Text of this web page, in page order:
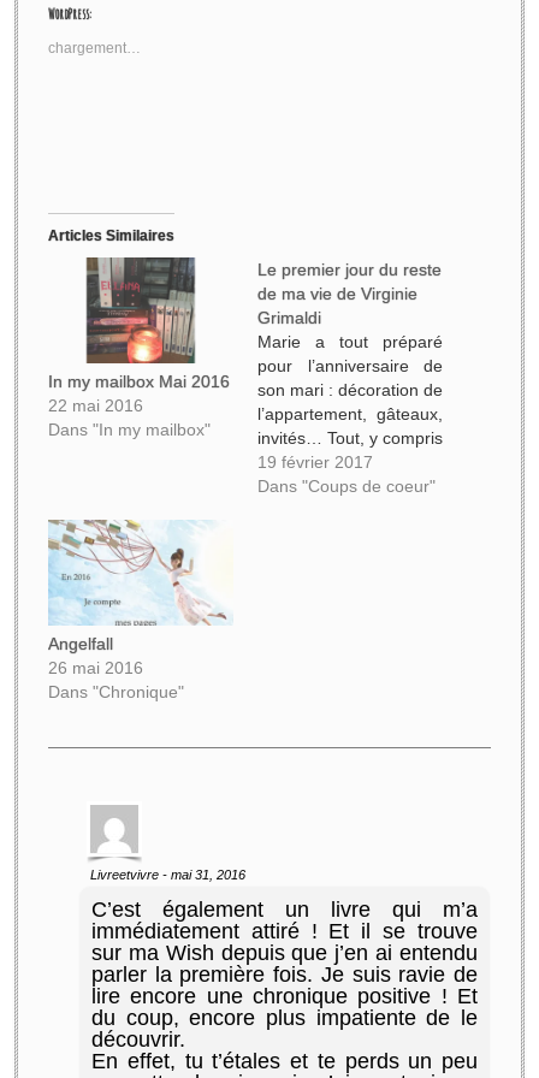
dans
nouvelle
fenêtre)
WordPress:
chargement…
Articles Similaires
In my mailbox Mai 2016
22 mai 2016
Dans "In my mailbox"
Le premier jour du reste
de ma vie de Virginie
Grimaldi
Marie a tout préparé
pour l’anniversaire de
son mari : décoration de
l’appartement, gâteaux,
invités… Tout, y compris
une surprise : à
quarante ans, elle a
19 février 2017
Dans "Coups de coeur"
Angelfall
26 mai 2016
Dans "Chronique"
Livreetvivre - mai 31, 2016
C’est également un livre qui m’a
immédiatement attiré ! Et il se trouve
sur ma Wish depuis que j’en ai entendu
parler la première fois. Je suis ravie de
lire encore une chronique positive ! Et
du coup, encore plus impatiente de le
découvrir.
En effet, tu t’étales et te perds un peu